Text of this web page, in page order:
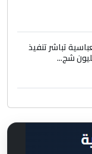
العباسية تباشر تنفيذ
شج...